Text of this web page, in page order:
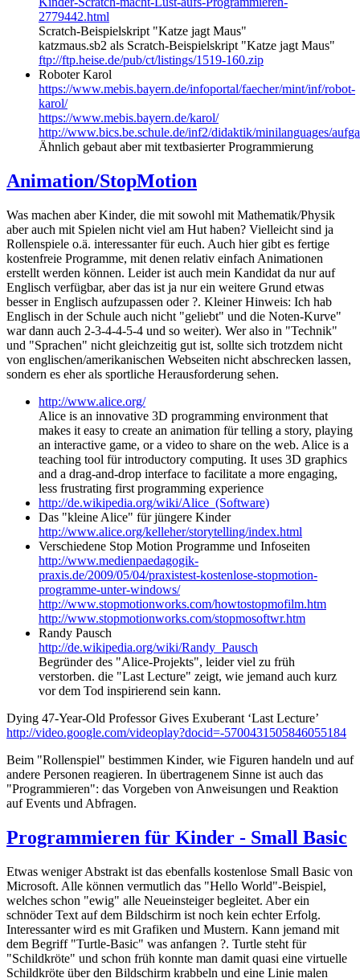
2779442.html
Scratch-Beispielskript "Katze jagt Maus"
katzmaus.sb2 als Scratch-Beispielskript "Katze jagt Maus"
ftp://ftp.heise.de/pub/ct/listings/1519-160.zip
Roboter Karol
https://www.mebis.bayern.de/infoportal/faecher/mint/inf/robot-
karol/
https://www.mebis.bayern.de/karol/
http://www.bics.be.schule.de/inf2/didaktik/minilanguages/
Ähnlich gebaut aber mit textbasierter Programmierung
Animation/StopMotion
Was machen aber Kinder, die mit sowohl mit Mathematik/Physik
aber auch mit Spielen nicht viel am Hut haben? Vielleicht sind ja
Rollenspiele o.ä. interessanter für euch. Auch hier gibt es fertige
kostenfreie Programme, mit denen relativ einfach Animationen
erstellt werden können. Leider ist auch mein Kandidat da nur auf
Englisch verfügbar, aber das ist ja nur ein weitere Grund etwas
besser in Englisch aufzupassen oder ?. Kleiner Hinweis: Ich hab
Englisch in der Schule auch nicht "geliebt" und die Noten-Kurve"
war dann auch 2-3-4-4-5-4 und so weiter). Wer also in "Technik"
und "Sprachen" nicht gleichzeitig gut ist, sollte sich trotzdem nicht
von englischen/amerikanischen Webseiten nicht abschrecken lassen,
sondern es eher als sportliche Herausforderung sehen.
http://www.alice.org/
Alice is an innovative 3D programming environment that
makes it easy to create an animation für telling a story, playing
an interactive game, or a video to share on the web. Alice is a
teaching tool für introductory computing. It uses 3D graphics
and a drag-and-drop interface to facilitate a more engaging,
less frustrating first programming experience
http://de.wikipedia.org/wiki/Alice_(Software)
Das "kleine Alice" für jüngere Kinder
http://www.alice.org/kelleher/storytelling/index.html
Verschiedene Stop Motion Programme und Infoseiten
http://www.medienpaedagogik-
praxis.de/2009/05/04/praxistest-kostenlose-stopmotion-
programme-unter-windows/
http://www.stopmotionworks.com/howtostopmofilm.htm
http://www.stopmotionworks.com/stopmosoftwr.htm
Randy Pausch
http://de.wikipedia.org/wiki/Randy_Pausch
Begründer des "Alice-Projekts", leider viel zu früh
verstorben. die "Last Lecture" zeigt, wie jemand auch kurz
vor dem Tod inspirierend sein kann.
Dying 47-Year-Old Professor Gives Exuberant ‘Last Lecture’
http://video.google.com/videoplay?docid=-5700431505846055184
Beim "Rollenspiel" bestimmen Kinder, wie Figuren handeln und auf
andere Personen reagieren. In übertragenem Sinne ist auch das
"Programmieren": das Vorgeben von Anweisungen und Reaktion
auf Events und Abfragen.
Programmieren für Kinder - Small Basic
Etwas weniger Abstrakt ist das ebenfalls kostenlose Small Basic von
Microsoft. Alle können vermutlich das "Hello World"-Beispiel,
welches schon "ewig" alle Neueinsteiger begleitet. Aber ein
schnöder Text auf dem Bildschirm ist noch kein echter Erfolg.
Interessanter wird es mit Grafiken und Mustern. Kann jemand mit
dem Begriff "Turtle-Basic" was anfangen ?. Turtle steht für
"Schildkröte" und schon früh konnte man damit quasi eine virtuelle
Schildkröte über den Bildschirm krabbeln und eine Linie malen